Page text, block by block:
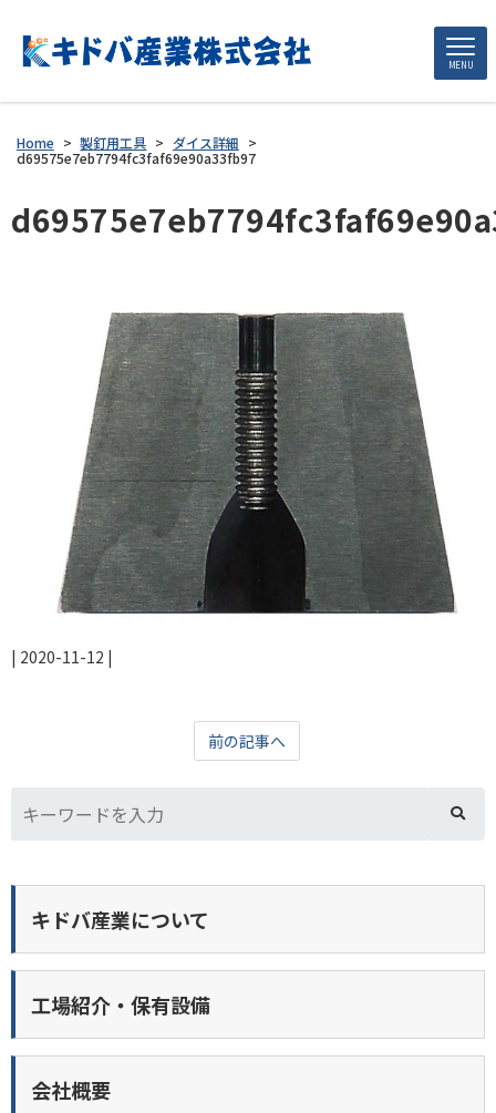
MENU
Home > 製釘用工具 > ダイス詳細 >
d69575e7eb7794fc3faf69e90a33fb97
| 2020-11-12 |
前の記事へ
キドバ産業について
工場紹介・保有設備
会社概要